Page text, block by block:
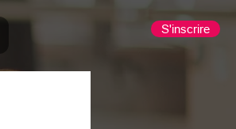
S'inscrire